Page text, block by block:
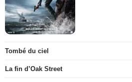
Tombé du ciel
La fin d’Oak Street